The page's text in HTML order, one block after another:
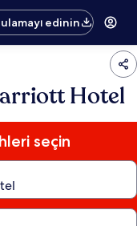
edinin
Hotel
seçin